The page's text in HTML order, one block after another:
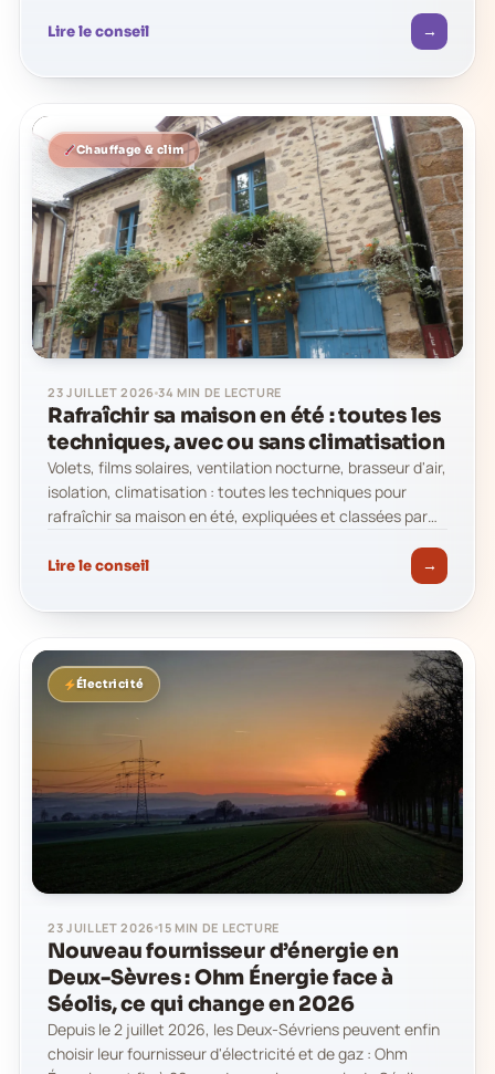
Lire le conseil →
Chauffage & clim
23 JUILLET 2026 34 MIN DE LECTURE
Rafraîchir sa maison en été : toutes les
techniques, avec ou sans climatisation
Volets, films solaires, ventilation nocturne, brasseur d'air,
isolation, climatisation : toutes les techniques pour
rafraîchir sa maison en été, expliquées et classées par
Lire le conseil →
Électricité
23 JUILLET 2026 15 MIN DE LECTURE
Nouveau fournisseur d’énergie en
Deux-Sèvres : Ohm Énergie face à
Séolis, ce qui change en 2026
Depuis le 2 juillet 2026, les Deux-Sévriens peuvent enfin
choisir leur fournisseur d'électricité et de gaz : Ohm